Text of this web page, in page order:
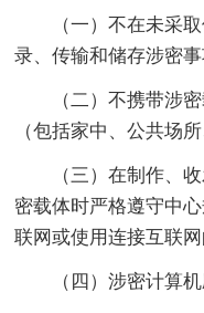
（一）不在未采取
录、传输和储存涉密事
（二）不携带涉密
（包括家中、公共场
（三）在制作、收
密载体时严格遵守中
联网或使用连接互联
（四）涉密计算机